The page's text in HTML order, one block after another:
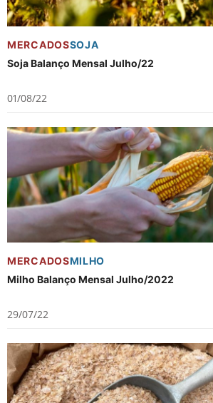
MERCADOSSOJA
Soja Balanço Mensal Julho/22
01/08/22
MERCADOSMILHO
Milho Balanço Mensal Julho/2022
29/07/22